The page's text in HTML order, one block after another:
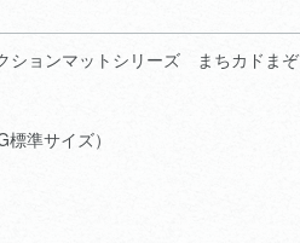
ションマットシリーズ まちカドまぞ
準サイズ）